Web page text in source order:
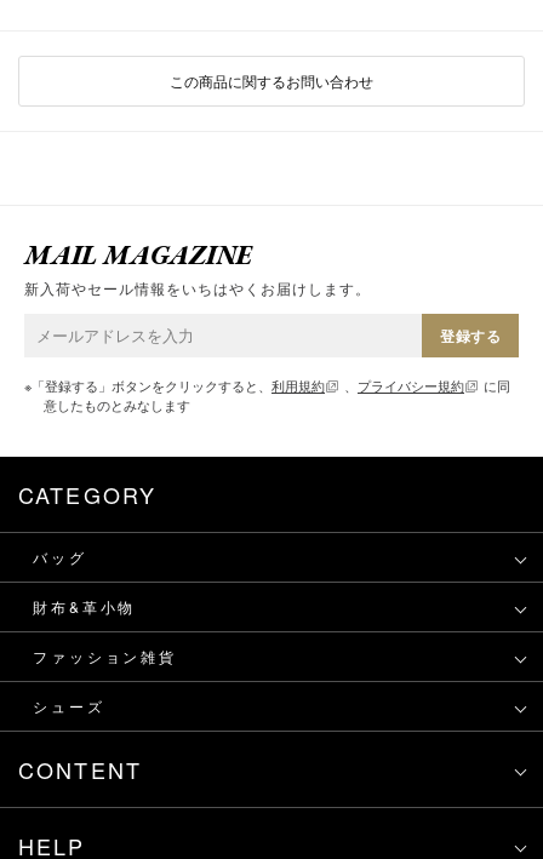
この商品に関するお問い合わせ
MAIL MAGAZINE
新入荷やセール情報をいちはやくお届けします。
登録する
※「登録する」ボタンをクリックすると、 利用規約 、 プライバシー規約
に同
意したものとみなします
CATEGORY
バッグ
財布&革小物
ファッション雑貨
シューズ
CONTENT
HELP